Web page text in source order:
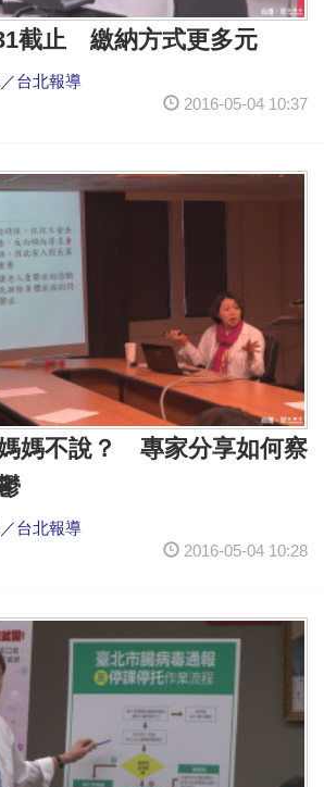
截止 繳納方式更多元
台北報導
2016-05-04 10:37
媽不說？ 專家分享如何察
台北報導
2016-05-04 10:28